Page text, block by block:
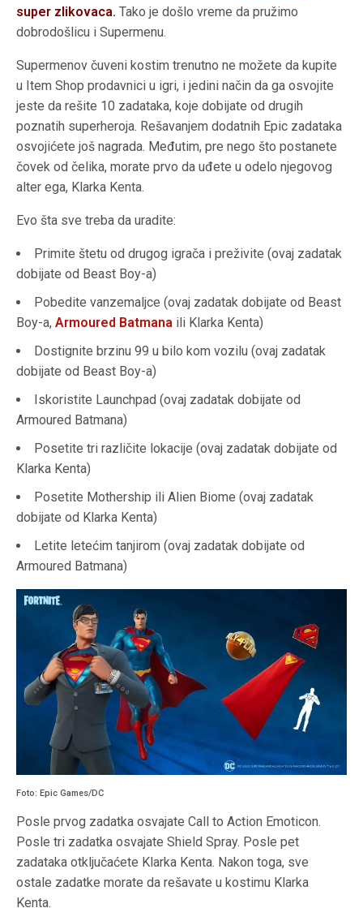
super zlikovaca. Tako je došlo vreme da pružimo
dobrodošlicu i Supermenu.
Supermenov čuveni kostim trenutno ne možete da kupite
u Item Shop prodavnici u igri, i jedini način da ga osvojite
jeste da rešite 10 zadataka, koje dobijate od drugih
poznatih superheroja. Rešavanjem dodatnih Epic zadataka
osvojićete još nagrada. Međutim, pre nego što postanete
čovek od čelika, morate prvo da uđete u odelo njegovog
alter ega, Klarka Kenta.
Evo šta sve treba da uradite:
Primite štetu od drugog igrača i preživite (ovaj zadatak
dobijate od Beast Boy-a)
Pobedite vanzemaljce (ovaj zadatak dobijate od Beast
Boy-a, Armoured Batmana ili Klarka Kenta)
Dostignite brzinu 99 u bilo kom vozilu (ovaj zadatak
dobijate od Beast Boy-a)
Iskoristite Launchpad (ovaj zadatak dobijate od
Armoured Batmana)
Posetite tri različite lokacije (ovaj zadatak dobijate od
Klarka Kenta)
Posetite Mothership ili Alien Biome (ovaj zadatak
dobijate od Klarka Kenta)
Letite letećim tanjirom (ovaj zadatak dobijate od
Armoured Batmana)
Foto: Epic Games/DC
Posle prvog zadatka osvajate Call to Action Emoticon.
Posle tri zadatka osvajate Shield Spray. Posle pet
zadataka otključaćete Klarka Kenta. Nakon toga, sve
ostale zadatke morate da rešavate u kostimu Klarka
Kenta.